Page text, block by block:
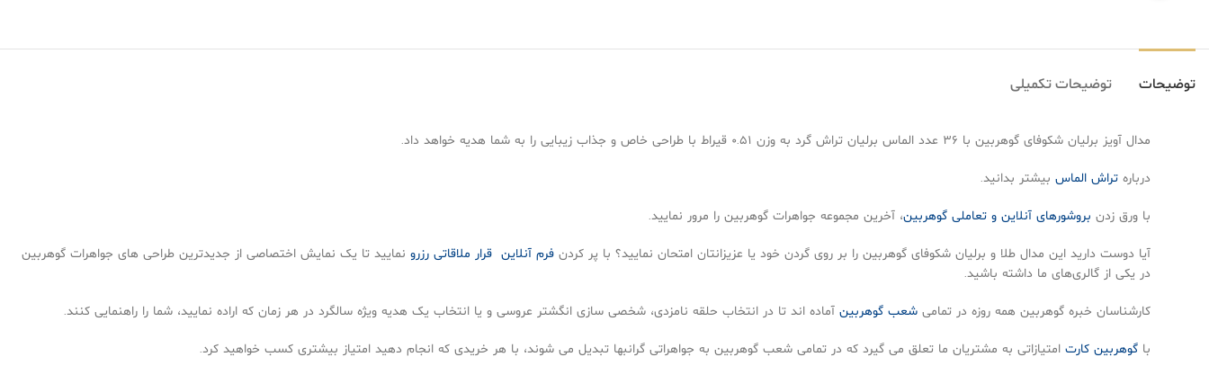
توضیحات توضیحات تکمیلی
مدال آویز برلیان شکوفای گوهربین با ۳۶ عدد الماس برلیان تراش گرد به وزن ۰.۵۱ قیراط با طراحی خاص و جذاب زیبایی را به شما هدیه خواهد داد.
درباره تراش الماس بیشتر بدانید.
با ورق زدن بروشورهای آنلاین و تعاملی گوهربین، آخرین مجموعه جواهرات گوهربین را مرور نمایید.
آیا دوست دارید این مدال طلا و برلیان شکوفای گوهربین را بر روی گردن خود یا عزیزانتان امتحان نمایید؟ با پر کردن فرم آنلاین قرار ملاقاتی رزرو نمایید تا یک نمایش اختصاصی از جدیدترین طراحی های جواهرات گوهربین
در یکی از گالری‌های ما داشته باشید.
کارشناسان خبره گوهربین همه روزه در تمامی شعب گوهربین آماده اند تا در انتخاب حلقه نامزدی، شخصی سازی انگشتر عروسی و یا انتخاب یک هدیه ویژه سالگرد در هر زمان که اراده نمایید، شما را راهنمایی کنند.
با گوهربین کارت امتیازاتی به مشتریان ما تعلق می گیرد که در تمامی شعب گوهربین به جواهراتی گرانبها تبدیل می شوند، با هر خریدی که انجام دهید امتیاز بیشتری کسب خواهید کرد.